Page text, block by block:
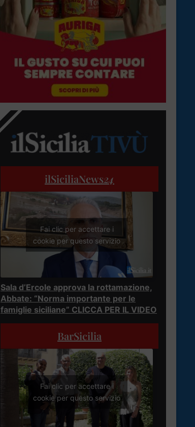
ilSiciliaNews24
Fai clic per accettare i
cookie per questo servizio
Sala d’Ercole approva la rottamazione,
Abbate: “Norma importante per le
famiglie siciliane” CLICCA PER IL VIDEO
BarSicilia
Fai clic per accettare i
cookie per questo servizio